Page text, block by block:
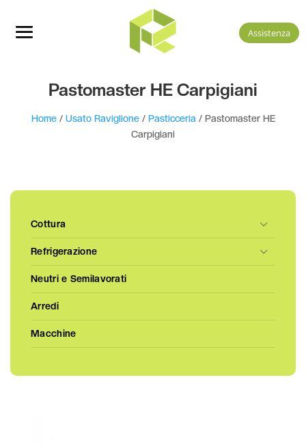
Assistenza
Pastomaster HE Carpigiani
Home/ Usato Raviglione/ Pasticceria / Pastomaster HE
Carpigiani
Cottura
Refrigerazione
Neutri e Semilavorati
Arredi
Macchine